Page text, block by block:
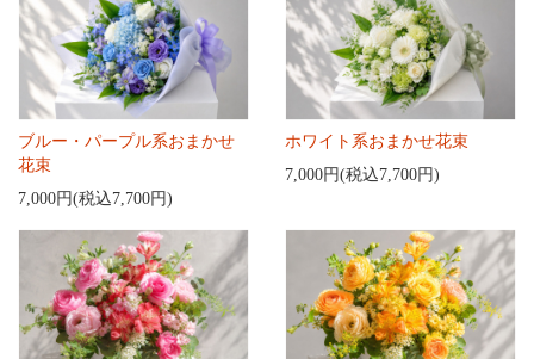
ブルー・パープル系おまかせ
花束
7,000円(税込7,700円)
ホワイト系おまかせ花束
7,000円(税込7,700円)